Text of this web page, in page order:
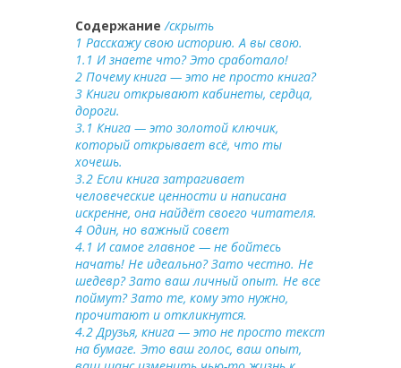
Содержание /скрыть
1 Расскажу свою историю. А вы свою.
1.1 И знаете что? Это сработало!
2 Почему книга — это не просто книга?
3 Книги открывают кабинеты, сердца,
дороги.
3.1 Книга — это золотой ключик,
который открывает всё, что ты
хочешь.
3.2 Если книга затрагивает
человеческие ценности и написана
искренне, она найдёт своего читателя.
4 Один, но важный совет
4.1 И самое главное — не бойтесь
начать! Не идеально? Зато честно. Не
шедевр? Зато ваш личный опыт. Не все
поймут? Зато те, кому это нужно,
прочитают и откликнутся.
4.2 Друзья, книга — это не просто текст
на бумаге. Это ваш голос, ваш опыт,